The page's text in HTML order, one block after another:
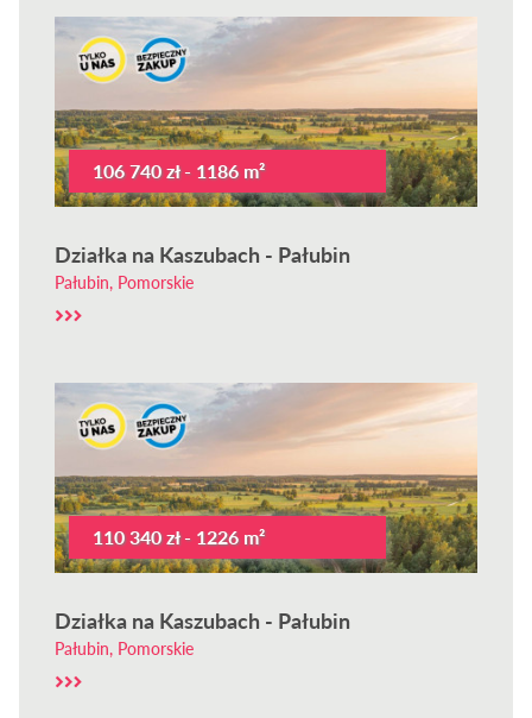
106 740 zł - 1186 m²
Działka na Kaszubach - Pałubin
Pałubin, Pomorskie
110 340 zł - 1226 m²
Działka na Kaszubach - Pałubin
Pałubin, Pomorskie